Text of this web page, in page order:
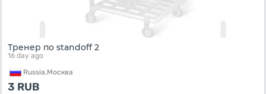
Тренер по standoff 2
16 day ago
Russia,Москва
3 RUB